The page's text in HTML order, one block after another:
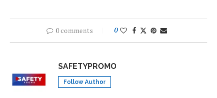
0 comments 0
SAFETYPROMO
Follow Author